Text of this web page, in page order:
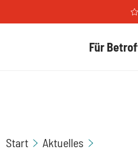
Für
Start Aktuelles